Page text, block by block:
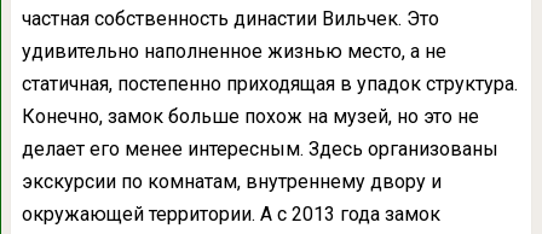
частная собственность династии Вильчек. Это
удивительно наполненное жизнью место, а не
статичная, постепенно приходящая в упадок структура.
Конечно, замок больше похож на музей, но это не
делает его менее интересным. Здесь организованы
экскурсии по комнатам, внутреннему двору и
окружающей территории. А с 2013 года замок